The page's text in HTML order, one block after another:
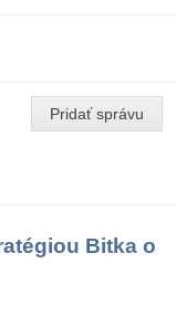
Pridať správu
Bitka o